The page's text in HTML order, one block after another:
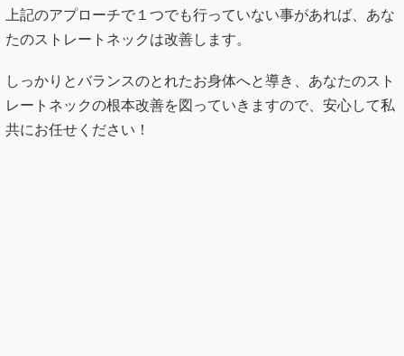
上記のアプローチで１つでも行っていない事があれば、あな
たのストレートネックは改善します。
しっかりとバランスのとれたお身体へと導き、あなたのスト
レートネックの根本改善を図っていきますので、安心して私
共にお任せください！